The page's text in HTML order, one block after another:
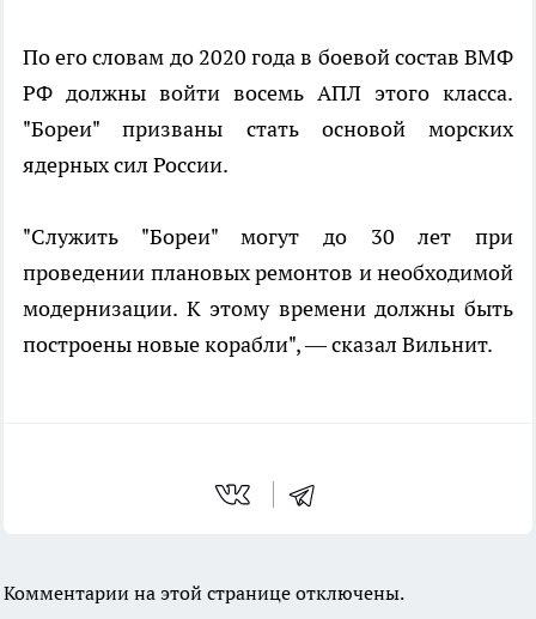
По его словам до 2020 года в боевой состав ВМФ
РФ должны войти восемь АПЛ этого класса.
"Бореи" призваны стать основой морских
ядерных сил России.
"Служить "Бореи" могут до 30 лет при
проведении плановых ремонтов и необходимой
модернизации. К этому времени должны быть
построены новые корабли", — сказал Вильнит.
Комментарии на этой странице отключены.